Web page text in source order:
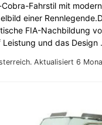
Aktualisiert 6
Fahrstil mit
einer
FIA-Nachbildung
Leistung und das Design